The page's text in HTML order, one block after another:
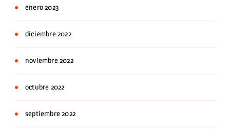
enero 2023
diciembre 2022
noviembre 2022
octubre 2022
septiembre 2022